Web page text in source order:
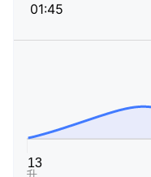
01:45